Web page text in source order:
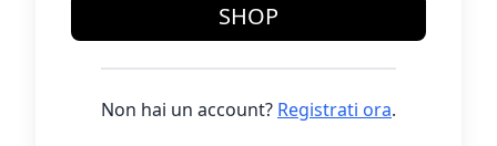
SHOP
Non hai un account? Registrati ora.